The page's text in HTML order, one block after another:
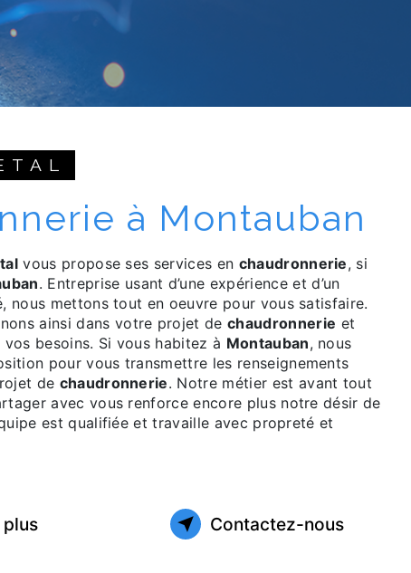
à Montauban
vous propose ses services en chaudronnerie, si
. Entreprise usant d’une expérience et d’un
nous mettons tout en oeuvre pour vous satisfaire.
ainsi dans votre projet dechaudronnerie et
vos besoins. Si vous habitez à Montauban, nous
pour vous transmettre les renseignements
de chaudronnerie. Notre métier est avant tout
avec vous renforce encore plus notre désir de
est qualifiée et travaille avec propreté et
plus Contactez-nous